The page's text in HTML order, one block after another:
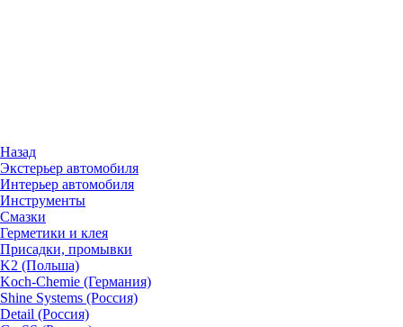
Назад
Экстерьер автомобиля
Интерьер автомобиля
Инструменты
Смазки
Герметики и клея
Присадки, промывки
K2 (Польша)
Koch-Chemie (Германия)
Shine Systems (Россия)
Detail (Россия)